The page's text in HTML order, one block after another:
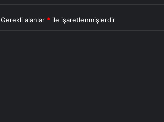
Gerekli alanlar * ile işaretlenmişlerdir